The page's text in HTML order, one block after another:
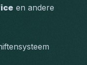
en andere